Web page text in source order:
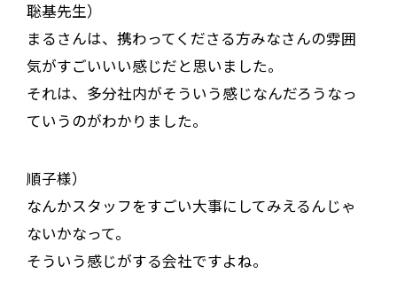
聡基先生）
まるさんは、携わってくださる方みなさんの雰囲
気がすごいいい感じだと思いました。
それは、多分社内がそういう感じなんだろうなっ
ていうのがわかりました。
順子様）
なんかスタッフをすごい大事にしてみえるんじゃ
ないかなって。
そういう感じがする会社ですよね。